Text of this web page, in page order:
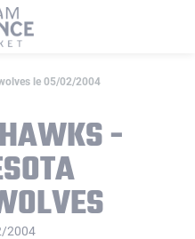
le 05/02/2004
-
2004